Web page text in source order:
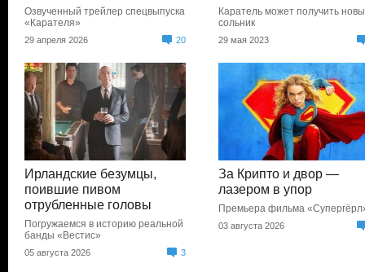
Озвученный трейлер спецвыпуска
«Карателя»
29 апреля 2026 20
Каратель может получить
сольник
29 мая 2023
Ирландские безумцы,
поившие пивом
отрубленные головы
Погружаемся в историю реальной
банды «Вестис»
05 августа 2026 3
За Крипто и двор —
лазером в упор
Премьера фильма
03 августа 2026